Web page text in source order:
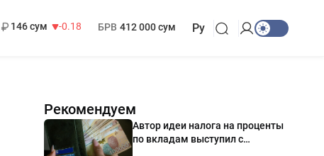
146 сум
-0.18
БРВ 412 000 сум Ру
Рекомендуем
Автор идеи налога на проценты
по вкладам выступил с